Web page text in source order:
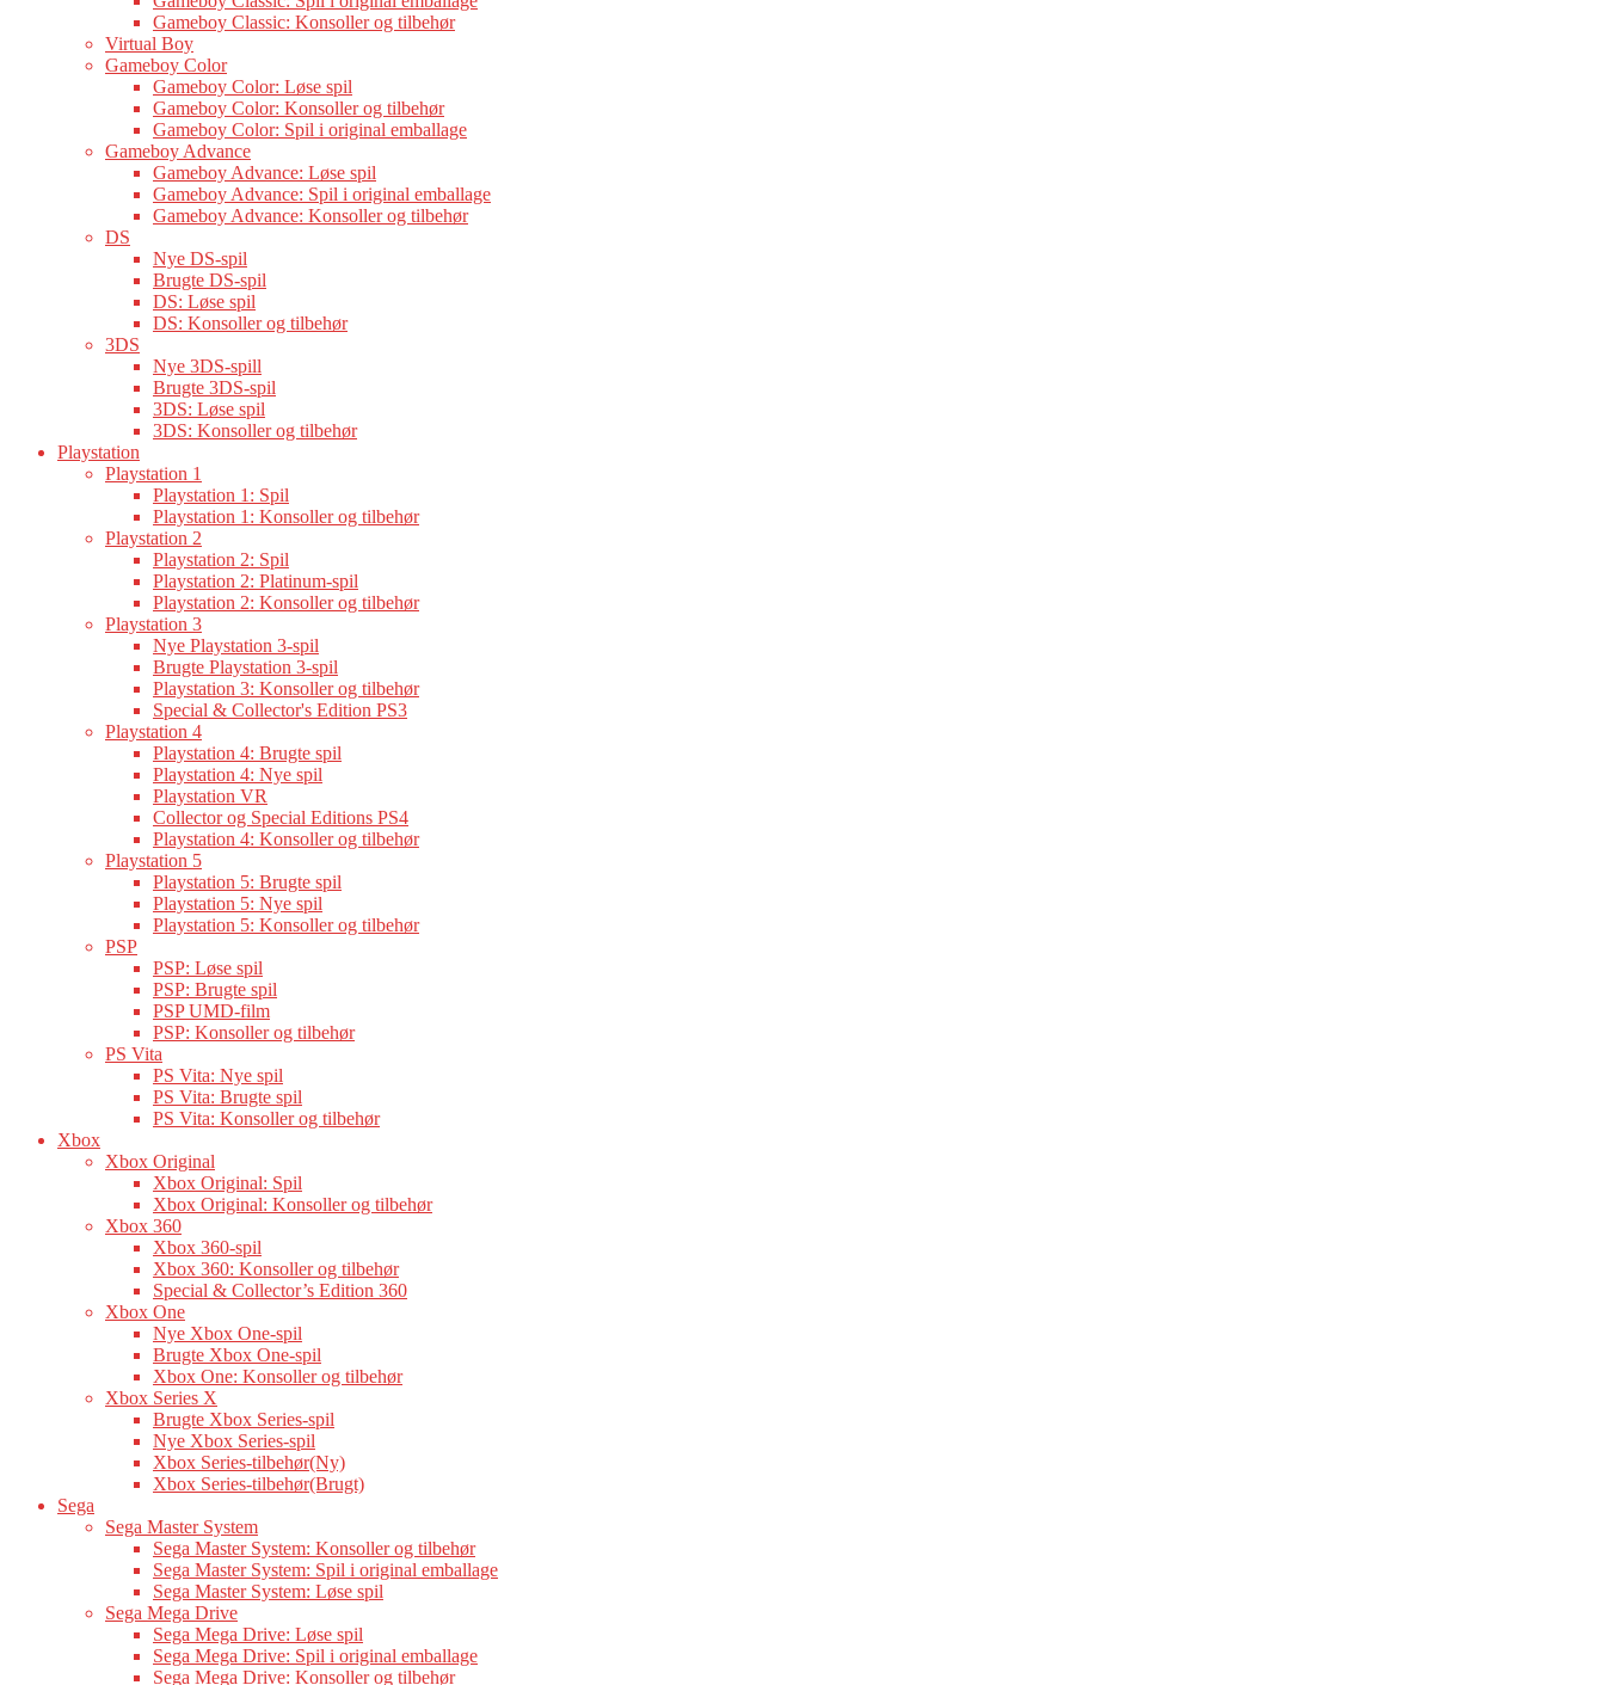
Gameboy Classic: Konsoller og tilbehør
Virtual Boy
Gameboy Color
Gameboy Color: Løse spil
Gameboy Color: Konsoller og tilbehør
Gameboy Color: Spil i original emballage
Gameboy Advance
Gameboy Advance: Løse spil
Gameboy Advance: Spil i original emballage
Gameboy Advance: Konsoller og tilbehør
DS
Nye DS-spil
Brugte DS-spil
DS: Løse spil
DS: Konsoller og tilbehør
3DS
Nye 3DS-spill
Brugte 3DS-spil
3DS: Løse spil
3DS: Konsoller og tilbehør
Playstation
Playstation 1
Playstation 1: Spil
Playstation 1: Konsoller og tilbehør
Playstation 2
Playstation 2: Spil
Playstation 2: Platinum-spil
Playstation 2: Konsoller og tilbehør
Playstation 3
Nye Playstation 3-spil
Brugte Playstation 3-spil
Playstation 3: Konsoller og tilbehør
Special & Collector's Edition PS3
Playstation 4
Playstation 4: Brugte spil
Playstation 4: Nye spil
Playstation VR
Collector og Special Editions PS4
Playstation 4: Konsoller og tilbehør
Playstation 5
Playstation 5: Brugte spil
Playstation 5: Nye spil
Playstation 5: Konsoller og tilbehør
PSP
PSP: Løse spil
PSP: Brugte spil
PSP UMD-film
PSP: Konsoller og tilbehør
PS Vita
PS Vita: Nye spil
PS Vita: Brugte spil
PS Vita: Konsoller og tilbehør
Xbox
Xbox Original
Xbox Original: Spil
Xbox Original: Konsoller og tilbehør
Xbox 360
Xbox 360-spil
Xbox 360: Konsoller og tilbehør
Special & Collector’s Edition 360
Xbox One
Nye Xbox One-spil
Brugte Xbox One-spil
Xbox One: Konsoller og tilbehør
Xbox Series X
Brugte Xbox Series-spil
Nye Xbox Series-spil
Xbox Series-tilbehør(Ny)
Xbox Series-tilbehør(Brugt)
Sega
Sega Master System
Sega Master System: Konsoller og tilbehør
Sega Master System: Spil i original emballage
Sega Master System: Løse spil
Sega Mega Drive
Sega Mega Drive: Løse spil
Sega Mega Drive: Spil i original emballage
Sega Mega Drive: Konsoller og tilbehør